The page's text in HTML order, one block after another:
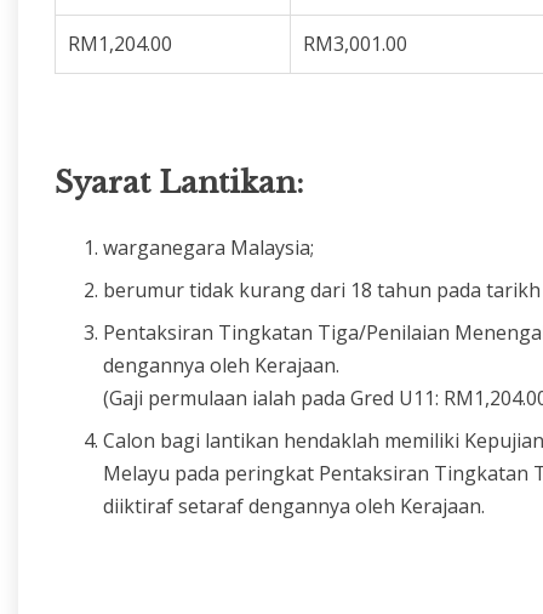
RM1,204.00 RM3,001.00
Syarat Lantikan:
warganegara Malaysia;
berumur tidak kurang dari 18 tahun pada
Pentaksiran Tingkatan Tiga/Penilaian
dengannya oleh Kerajaan.
(Gaji permulaan ialah pada Gred U11:
Calon bagi lantikan hendaklah memiliki
Melayu pada peringkat Pentaksiran Tingkatan
diiktiraf setaraf dengannya oleh Kerajaan.